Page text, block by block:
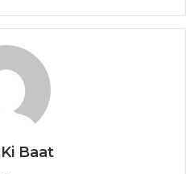
Baat